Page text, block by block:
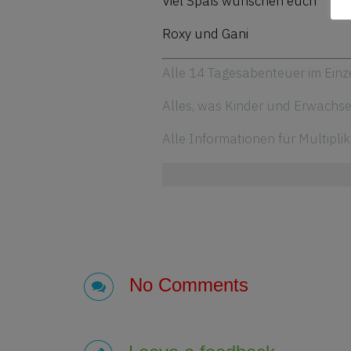
Roxy und Gani
Alle 14 Tagesabenteuer im
Alles, was Kinder und
Alle Informationen für
No Comments